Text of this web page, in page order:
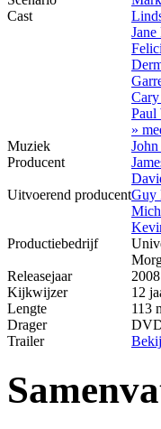
Cast
Jane
Paul
»
Muziek
Producent
Uitvoerend producentGuy
Productiebedrijf
Releasejaar
2008
Kijkwijzer
12
Lengte
113
Drager
Trailer